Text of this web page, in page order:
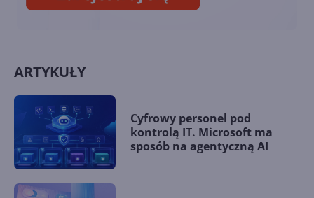
ARTYKUŁY
Cyfrowy personel pod
kontrolą IT. Microsoft ma
sposób na agentyczną AI